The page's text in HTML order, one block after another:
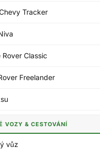
Tracker
Rover Classic
Freelander
VOZY & CESTOVÁNÍ
vůz